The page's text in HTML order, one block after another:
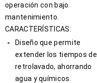
operación con bajo
mantenimiento.
CARACTERÍSTICAS:
Diseño que permite
extender los tiempos de
retrolavado, ahorrando
agua y químicos.